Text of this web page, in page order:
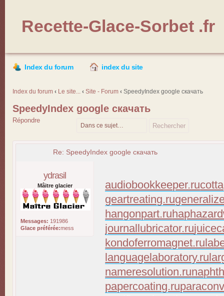
Recette-Glace-Sorbet .fr
Index du forum index du site
Index du forum ‹ Le site... ‹ Site - Forum ‹ SpeedyIndex google скачать
SpeedyIndex google скачать
Répondre
Re: SpeedyIndex google скачать
ydrasil
Mâitre glacier
Messages: 191986
Glace préférée:mess
audiobookkeeper.ru
geartreating.ru
hangonpart.ru
journallubricator.ru
kondoferromagnet.ru
languagelaboratory.ru
nameresolution.ru
papercoating.ru